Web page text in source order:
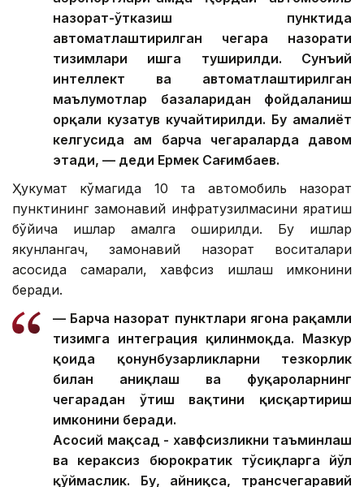
назорат-ўтказиш пунктида
автоматлаштирилган чегара назорати
тизимлари ишга туширилди. Сунъий
интеллект ва автоматлаштирилган
маълумотлар базаларидан фойдаланиш
орқали кузатув кучайтирилди. Бу амалиёт
келгусида ҳам барча чегараларда давом
этади, — деди Ермек Сағимбаев.
Ҳукумат кўмагида 10 та автомобиль назорат
пунктининг замонавий инфратузилмасини яратиш
бўйича ишлар амалга оширилди. Бу ишлар
якунлангач, замонавий назорат воситалари
асосида самарали, хавфсиз ишлаш имконини
беради.
— Барча назорат пунктлари ягона рақамли
тизимга интеграция қилинмоқда. Мазкур
қоида қонунбузарликларни тезкорлик
билан аниқлаш ва фуқароларнинг
чегарадан ўтиш вақтини қисқартириш
имконини беради.
Асосий мақсад - хавфсизликни таъминлаш
ва кераксиз бюрократик тўсиқларга йўл
қўймаслик. Бу, айниқса, трансчегаравий